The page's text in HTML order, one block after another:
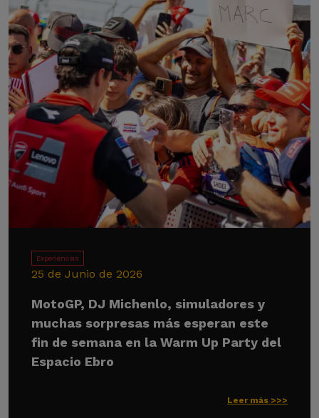
Experiencias
25 de Junio de 2026
MotoGP, DJ Michenlo, simuladores y
muchas sorpresas más esperan este
fin de semana en la Warm Up Party del
Espacio Ebro
Leer más >>>